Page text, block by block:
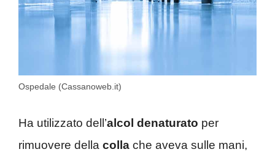
Ospedale (Cassanoweb.it)
Ha utilizzato dell’alcol denaturato per
rimuovere della colla che aveva sulle mani,